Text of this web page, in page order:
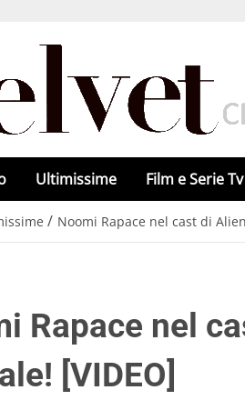
Ultimissime Film e Serie Tv
/ Noomi Rapace nel cast di
Rapace nel
[VIDEO]